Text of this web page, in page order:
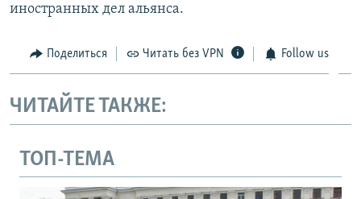
иностранных дел альянса.
Поделиться Читать без VPN Follow us
ЧИТАЙТЕ ТАКЖЕ:
ТОП-ТЕМА